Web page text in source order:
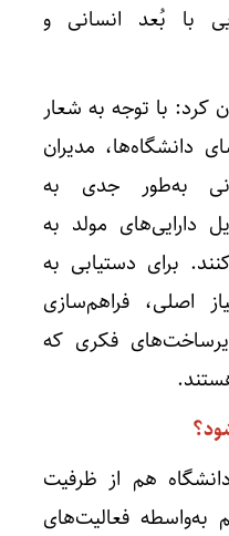
با بُعد انسانی و
کرد: با توجه به شعار
دانشگاه‌ها، مدیران
به‌طور جدی به
دارایی‌های مولد به
برای دستیابی به
اصلی، فراهم‌سازی
فکری که
هم از ظرفیت
فعالیت‌های